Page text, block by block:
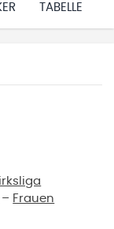
TABELLE
– Frauen